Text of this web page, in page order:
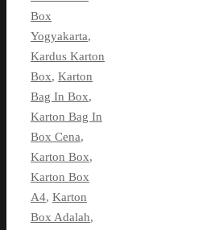
Box
Yogyakarta,
Kardus Karton
Box, Karton
Bag In Box,
Karton Bag In
Box Cena,
Karton Box,
Karton Box
A4, Karton
Box Adalah,